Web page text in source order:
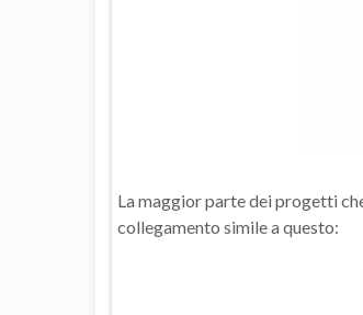
La maggior parte dei progetti
collegamento simile a questo: